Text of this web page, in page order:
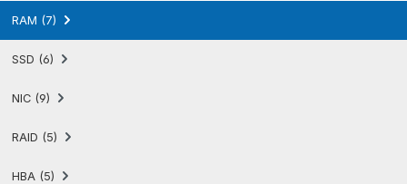
RAM (7)
SSD (6)
NIC (9)
RAID (5)
HBA (5)